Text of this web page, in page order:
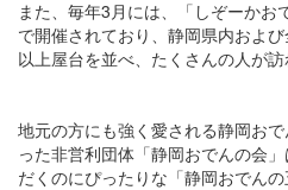
また、毎年3月には、「しぞーかお
で開催されており、静岡県内およ
以上屋台を並べ、たくさんの人が訪
地元の方にも強く愛される静岡お
った非営利団体「静岡おでんの会
だくのにぴったりな「静岡おでんの